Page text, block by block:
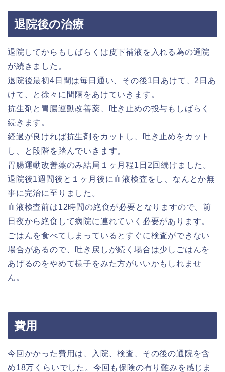
退院後の治療
退院してからもしばらくは皮下補液を入れる為の通院
が続きました。
退院後最初4日間は毎日通い、その後1日あけて、2日あ
けて、と徐々に間隔をあけていきます。
抗生剤と胃腸運動改善薬、吐き止めの投与もしばらく
続きます。
経過が良ければ抗生剤をカットし、吐き止めをカット
し、と段階を踏んでいきます。
胃腸運動改善薬のみ結局１ヶ月程1日2回続けました。
退院後1週間後と１ヶ月後に血液検査をし、なんとか無
事に完治に至りました。
血液検査前は12時間の絶食が必要となりますので、前
日夜から絶食して病院に連れていく必要があります。
ごはんを食べてしまっているとすぐに検査ができない
場合があるので、吐き戻しが続く場合は少しごはんを
あげるのをやめて様子をみた方がいいかもしれませ
ん。
費用
今回かかった費用は、入院、検査、その後の通院を含
め18万くらいでした。今回も保険の有り難みを感じま